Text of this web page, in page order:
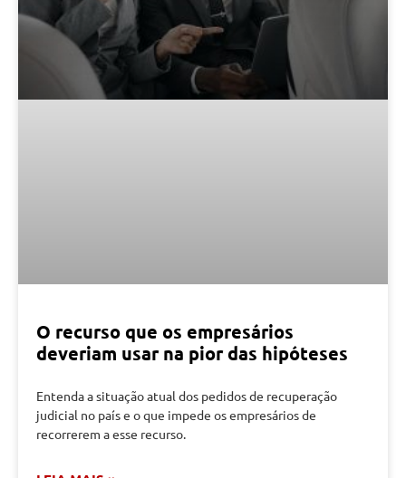
O recurso que os empresários
deveriam usar na pior das hipóteses
Entenda a situação atual dos pedidos de recuperação
judicial no país e o que impede os empresários de
recorrerem a esse recurso.